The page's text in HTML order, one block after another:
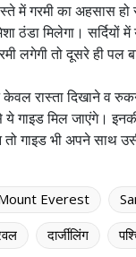
में गरमी का
मिलेगा। सर्दियों में
लगेगी तो दूसरे ही
रास्ता दिखाने व रुकने
गाइड मिल जाएंगे।
तो गाइड भी अपने
Everest
दार्जीलिंग